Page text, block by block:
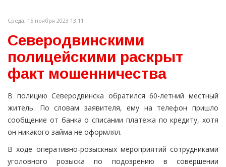
Среда, 15 ноября 2023 13:11
Северодвинскими
полицейскими раскрыт
факт мошенничества
В полицию Северодвинска обратился 60-летний местный
житель. По словам заявителя, ему на телефон пришло
сообщение от банка о списании платежа по кредиту, хотя
он никакого займа не оформлял.
В ходе оперативно-розыскных мероприятий сотрудниками
уголовного розыска по подозрению в совершении